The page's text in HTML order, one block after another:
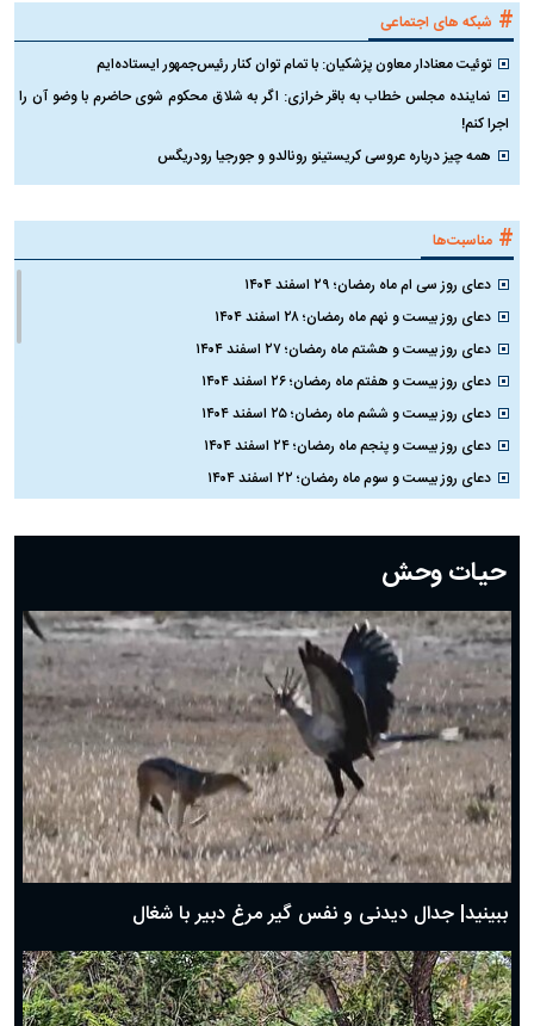
# شبکه های اجتماعی
توئیت معنادار معاون پزشکیان: با تمام توان کنار رئیس‌جمهور ایستاده‌ایم
نماینده مجلس خطاب به باقر خرازی: اگر به شلاق محکوم شوی حاضرم با وضو آن را
اجرا کنم!
همه چیز درباره عروسی کریستینو رونالدو و جورجیا رودریگس
# مناسبت‌ها
دعای روز سی ام ماه رمضان؛ ۲۹ اسفند ۱۴۰۴
دعای روز بیست و نهم ماه رمضان؛ ۲۸ اسفند ۱۴۰۴
دعای روز بیست و هشتم ماه رمضان؛ ۲۷ اسفند ۱۴۰۴
دعای روز بیست و هفتم ماه رمضان؛ ۲۶ اسفند ۱۴۰۴
دعای روز بیست و ششم ماه رمضان؛ ۲۵ اسفند ۱۴۰۴
دعای روز بیست و پنجم ماه رمضان؛ ۲۴ اسفند ۱۴۰۴
دعای روز بیست و سوم ماه رمضان؛ ۲۲ اسفند ۱۴۰۴
دعای روز بیستم ماه رمضان؛ ۱۹ اسفند ۱۴۰۴
دعای روز هشتم ماه مبارک رمضان؛ ۷ اسفند ماه ۱۴۰۴
دعای روز هفتم ماه رمضان؛ ۶ اسفند ۱۴۰۴
دعای روز ششم ماه رمضان؛ ۵ اسفند ۱۴۰۴
دعای روز پنجم ماه رمضان؛ ۴ اسفند ۱۴۰۴
دعای روز چهارم ماه مبارک رمضان؛ ۳ اسفند ۱۴۰۴
دعای روز سوم ماه مبارک رمضان؛ ۱۴ اسفند ۱۴۰۴
دعای روز دوم ماه مبارک رمضان ۱ اسفند ماه ۱۴۰۴
دعای روز اول ماه مبارک رمضان، ۳۰ بهمن ۱۴۰۴
حضرت زینب(س) چگونه از دنیا رفت؟
بهترین پیامک تبریک روز پدر ۱۴۰۴؛ جملات زیبا و صمیمانه
حیات وحش
ببینید| جدال دیدنی و نفس گیر مرغ دبیر با شغال